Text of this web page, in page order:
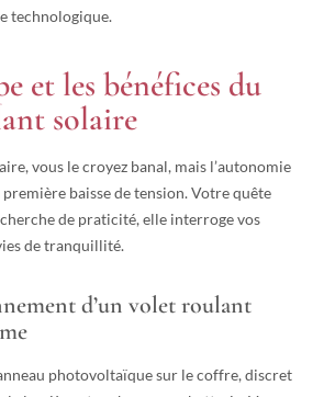
technologique.
et les bénéfices du
solaire
vous le croyez banal, mais l’autonomie
baisse de tension. Votre quête
de praticité, elle interroge vos
de tranquillité.
d’un volet roulant
photovoltaïque sur le coffre, discret